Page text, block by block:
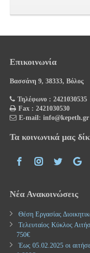
Επικοινωνία
Βασσάνη 9, 38333, Βόλος
Τηλέφωνο : 2421030535
Fax : 2421030530
E-mail: info@kepeth.gr
Τα κοινωνικά μας
Νέα Ανακοινώσεις
Θέση Εργασίας
Τελευταίος Κύκλος
750€
Έως 05.02.2025 οι